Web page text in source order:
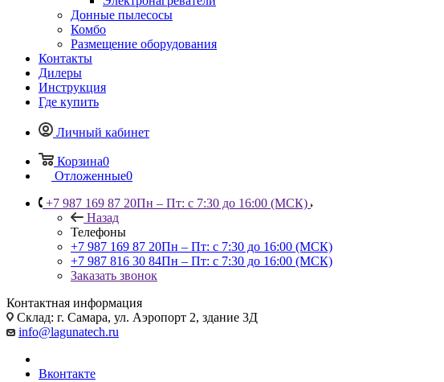
Донные пылесосы
Комбо
Размещение оборудования
Контакты
Дилеры
Инструкция
Где купить
Личный кабинет
Корзина0
Отложенные0
+7 987 169 87 20Пн – Пт: с 7:30 до 16:00 (МСК)
Назад
Телефоны
+7 987 169 87 20Пн – Пт: с 7:30 до 16:00 (МСК)
+7 987 816 30 84Пн – Пт: с 7:30 до 16:00 (МСК)
Заказать звонок
Контактная информация
Склад: г. Самара, ул. Аэропорт 2, здание 3Д
info@lagunatech.ru
Вконтакте